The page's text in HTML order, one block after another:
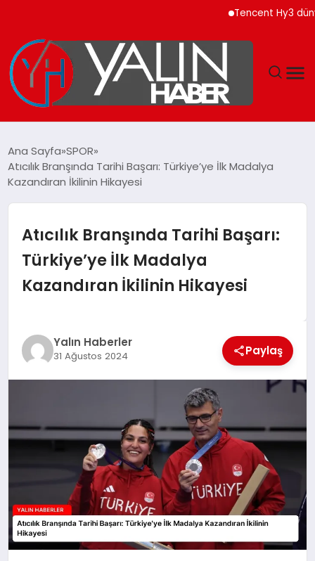
Tencent Hy3 dünya
SPOR
YAŞAM
TEKNOLOJİ
SAĞLIK
Ana Sayfa SPOR
Atıcılık Branşında Tarihi Başarı: Türkiye’ye İlk Madalya
Kazandıran İkilinin Hikayesi
Atıcılık Branşında Tarihi Başarı:
Türkiye’ye İlk Madalya
Kazandıran İkilinin Hikayesi
Yalın Haberler
31 Ağustos 2024 Paylaş